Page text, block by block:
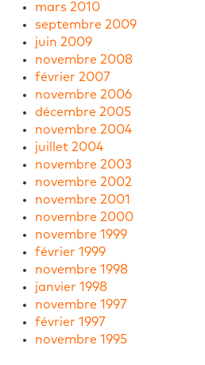
mars 2010
septembre 2009
juin 2009
novembre 2008
février 2007
novembre 2006
décembre 2005
novembre 2004
juillet 2004
novembre 2003
novembre 2002
novembre 2001
novembre 2000
novembre 1999
février 1999
novembre 1998
janvier 1998
novembre 1997
février 1997
novembre 1995